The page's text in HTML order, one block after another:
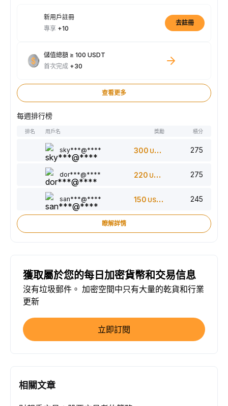
新用戶註冊
專享 +10
去註冊
儲值總額 ≥ 100 USDT
首次完成 +30
查看更多
每週排行榜
排名 用戶名 獎勵 積分
sky***@**** 300 USDT 275
dor***@**** 220 USDT 275
san***@**** 150 USDT 245
瞭解詳情
獲取屬於您的每日加密貨幣和交易信息
沒有垃圾郵件。 加密空間中只有大量的乾貨和行業
更新
立即訂閱
相關文章